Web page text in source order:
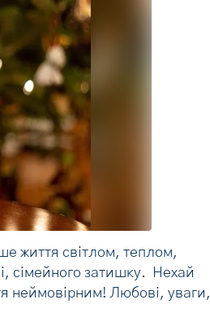
життя світлом, теплом,
сімейного затишку. Нехай
неймовірним! Любові, уваги,